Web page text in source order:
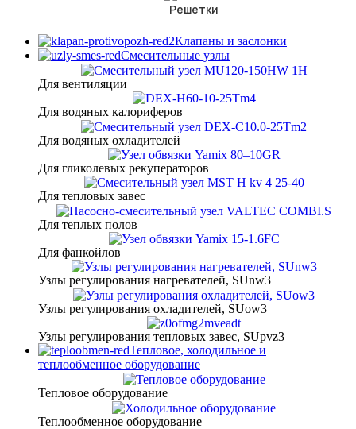
Решетки
Клапаны и заслонки
Смесительные узлы
Для вентиляции
Для водяных калориферов
Для водяных охладителей
Для гликолевых рекуператоров
Для тепловых завес
Для теплых полов
Для фанкойлов
Узлы регулирования нагревателей, SUnw3
Узлы регулирования охладителей, SUow3
Узлы регулирования тепловых завес, SUpvz3
Тепловое, холодильное и
теплообменное оборудование
Тепловое оборудование
Теплообменное оборудование